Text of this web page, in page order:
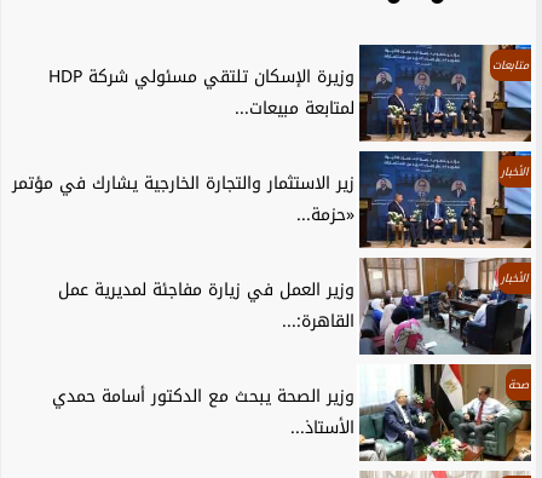
متابعات
وزيرة الإسكان تلتقي مسئولي شركة HDP
لمتابعة مبيعات...
الأخبار
زير الاستثمار والتجارة الخارجية يشارك في مؤتمر
«حزمة...
الأخبار
وزير العمل في زيارة مفاجئة لمديرية عمل
القاهرة:...
صحة
وزير الصحة يبحث مع الدكتور أسامة حمدي
الأستاذ...